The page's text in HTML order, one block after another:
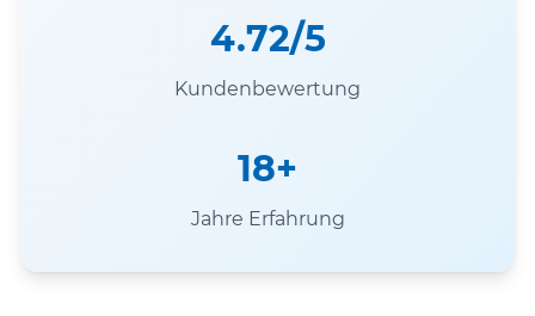
4.72/5
Kundenbewertung
18+
Jahre Erfahrung